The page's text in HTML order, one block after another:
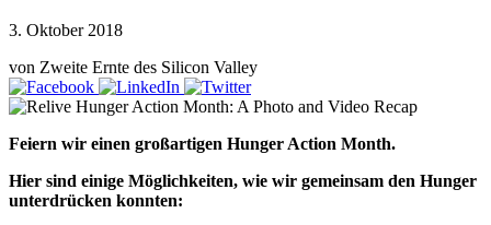
3. Oktober 2018
von Zweite Ernte des Silicon Valley
Feiern wir einen großartigen Hunger Action Month.
Hier sind einige Möglichkeiten, wie wir gemeinsam den Hunger
unterdrücken konnten: